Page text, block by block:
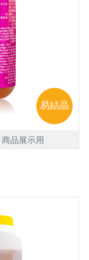
易結晶
商品展示用